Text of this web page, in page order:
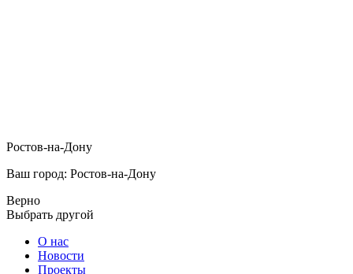
Ростов-на-Дону
Ваш город: Ростов-на-Дону
Верно
Выбрать другой
О нас
Новости
Проекты